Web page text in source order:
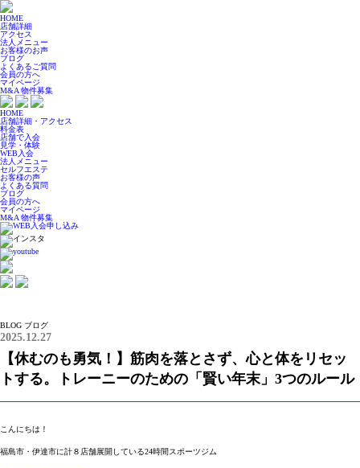
HOME
店舗詳細
アクセス
法人メニュー
お客様のお声
ブログ
よくあるご質問
会員の方へ
マイページ
M&A 物件募集
HOME
店舗詳細・アクセス
料金表
店舗で入会
見学・体験
WEB入会
法人メニュー
セルフエステ
お客様の声
よくある質問
ブログ
会員の方へ
マイページ
M&A 物件募集
BLOG ブログ
2025.12.27
【休むのも勇気！】筋肉を落とさず、心と体をリセッ
トする。トレーニーのための「賢い年末」3つのルール
こんにちは！
福島市・伊達市に計８店舗展開している24時間スポーツジム